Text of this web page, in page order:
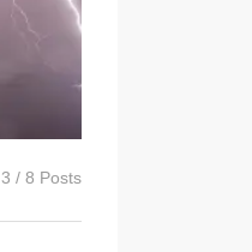
3 / 8 Posts